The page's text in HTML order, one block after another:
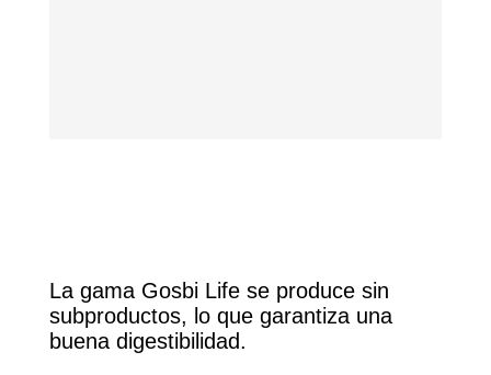
La gama Gosbi Life se produce sin
subproductos, lo que garantiza una
buena digestibilidad.